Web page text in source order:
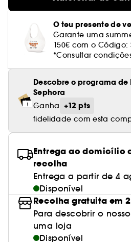
PHLUR
Prada Beauty
Westman Atelier
Rare Beauty
Rem Beauty
Sephora Collection
Yepoda
Westman Atelier
Leite desmaquilhante
Água micelar
Toalhitas desmaquilhantes
Coffrets de rosto
Leite desmaquilhante
Tratamento anti-vermelhidão
Tratamento minimizador dos
Tratamento reafirmante e
Tratamento purificante e
Utensílios de beleza rosto
Utensílios e acessórios de
Pinças
Cremes de olhos
Limpeza & esfoliantes
Hidratantes
Anti-idade
Tratamento rosto
Ver tudo
Corpo parafarmácia
Tratamento parafarmácia
Solares parafarmácia
Tratamento Sephora
Perfume fresco
Perfume amadeirado
Perfume com baunilha
Perfume doce
Try me
Cabelo sem brilho
Brilho & suavidade
Cuidado do couro cabeludo
Volume
Coloração
Protetor solar cabelo
Anti-caspa
Cuidado de unhasO teu presente de
Garante uma
150€ com o Código:
*Consultar
Descobre o programa
Sephora
Ganha +12 pts
fidelidade com esta
Entrega ao domicílio
recolha
Entrega a partir de 4
Disponível
Recolha gratuita em
Para descobrir o
uma loja
Disponível